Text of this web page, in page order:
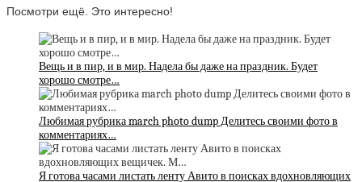
Посмотри ещё. Это интересно!
Вещь и в пир, и в мир. Надела бы даже на праздник. Будет
хорошо смотре…
Любимая рубрика march photo dump Делитесь своими фото в
комментариях…
Я готова часами листать ленту Авито в поисках вдохновляющих